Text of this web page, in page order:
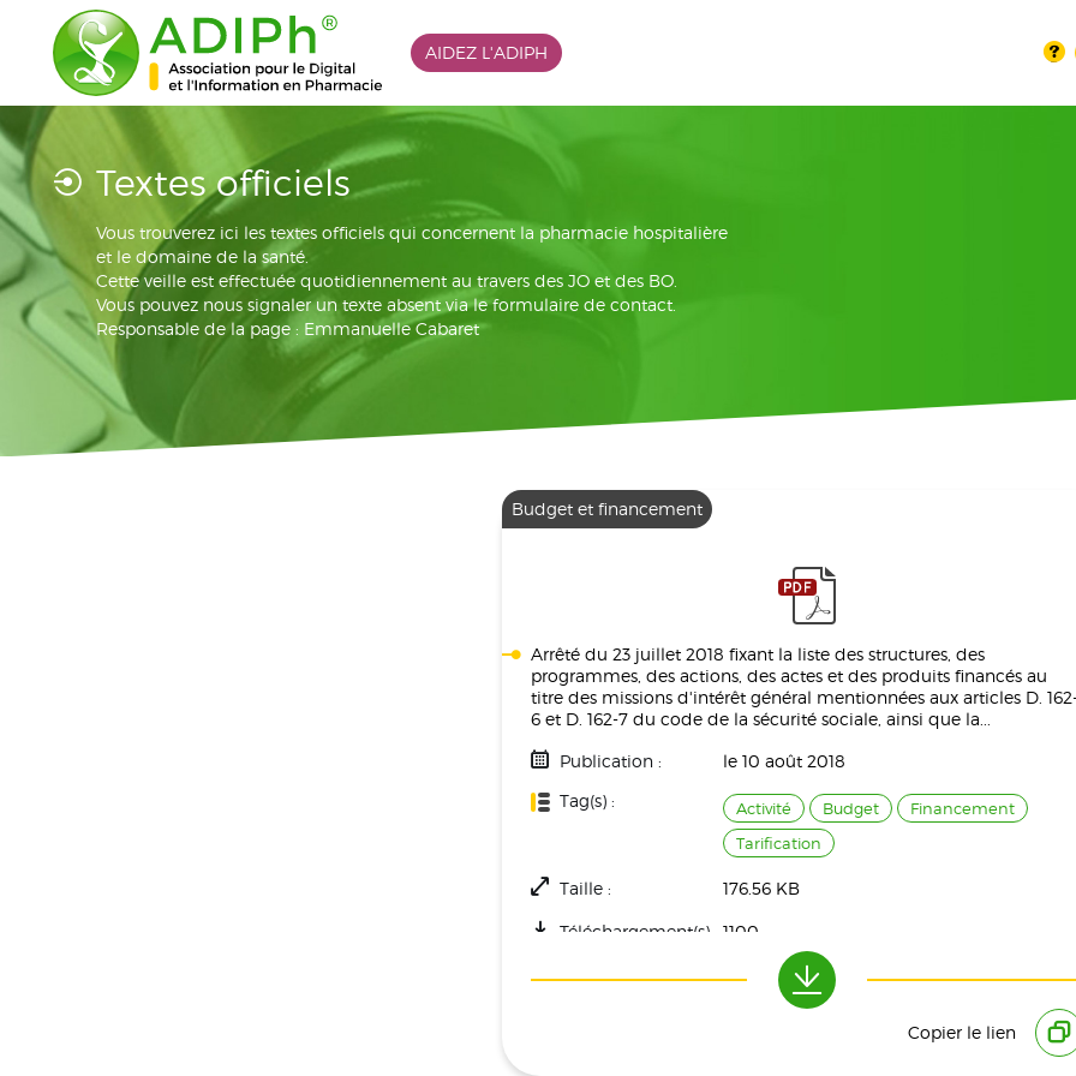
AIDEZ L'ADIPH
Textes officiels
Vous trouverez ici les textes officiels qui concernent la pharmacie hospitalière
et le domaine de la santé.
Cette veille est effectuée quotidiennement au travers des JO et des BO.
Vous pouvez nous signaler un texte absent via le formulaire de contact.
Responsable de la page : Emmanuelle Cabaret
Budget et financement
Arrêté du 23 juillet 2018 fixant la liste des structures, des
programmes, des actions, des actes et des produits financés au
titre des missions d'intérêt général mentionnées aux articles D.
6 et D. 162-7 du code de la sécurité sociale, ainsi que la...
Publication :
le 10 août 2018
Tag(s) :
Activité Budget
Financement
Tarification
Taille : 176.56 KB
Téléchargement(s) : 1100
Copier le lien